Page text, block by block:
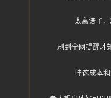
太离谱了
刷到全网提醒才
哇这成本